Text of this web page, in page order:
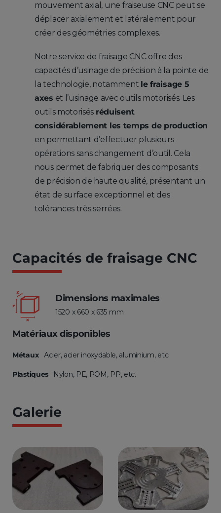
mouvement axial, une fraiseuse CNC peut se
déplacer axialement et latéralement pour
créer des géométries complexes.
Notre service de fraisage CNC offre des
capacités d’usinage de précision à la pointe de
la technologie, notamment le fraisage 5
axes et l’usinage avec outils motorisés. Les
outils motorisés réduisent
considérablement les temps de production
en permettant d’effectuer plusieurs
opérations sans changement d’outil. Cela
nous permet de fabriquer des composants
de précision de haute qualité, présentant un
état de surface exceptionnel et des
tolérances très serrées.
Capacités de fraisage CNC
Dimensions maximales
1520 x 660 x 635 mm
Matériaux disponibles
Métaux Acier, acier inoxydable, aluminium, etc.
Plastiques Nylon, PE, POM, PP, etc.
Galerie